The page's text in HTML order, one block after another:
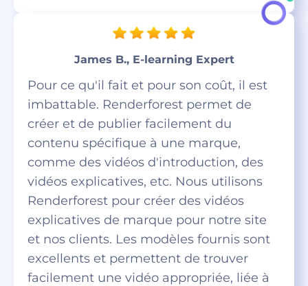
James B., E-learning Expert
Pour ce qu'il fait et pour son coût, il est
imbattable. Renderforest permet de
créer et de publier facilement du
contenu spécifique à une marque,
comme des vidéos d'introduction, des
vidéos explicatives, etc. Nous utilisons
Renderforest pour créer des vidéos
explicatives de marque pour notre site
et nos clients. Les modèles fournis sont
excellents et permettent de trouver
facilement une vidéo appropriée, liée à